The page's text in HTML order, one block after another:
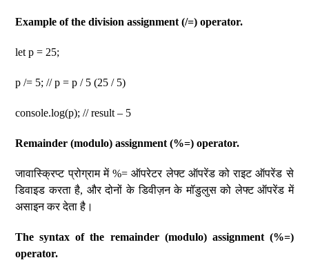
Example of the division assignment (/=) operator.
let p = 25;
p /= 5; // p = p / 5 (25 / 5)
console.log(p); // result – 5
Remainder (modulo) assignment (%=) operator.
जावास्क्रिप्ट प्रोग्राम में %= ऑपरेटर लेफ्ट ऑपरेंड को राइट ऑपरेंड से
डिवाइड करता है, और दोनों के डिवीज़न के मॉडुलुस को लेफ्ट ऑपरेंड में
असाइन कर देता है।
The syntax of the remainder (modulo) assignment (%=)
operator.